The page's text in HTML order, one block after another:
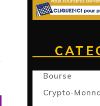
Bourse
Crypto-